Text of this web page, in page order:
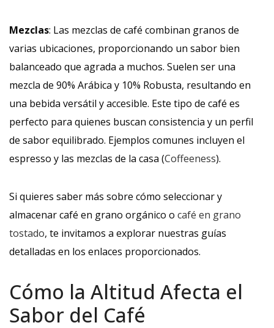
Mezclas: Las mezclas de café combinan granos de
varias ubicaciones, proporcionando un sabor bien
balanceado que agrada a muchos. Suelen ser una
mezcla de 90% Arábica y 10% Robusta, resultando en
una bebida versátil y accesible. Este tipo de café es
perfecto para quienes buscan consistencia y un perfil
de sabor equilibrado. Ejemplos comunes incluyen el
espresso y las mezclas de la casa (Coffeeness).
Si quieres saber más sobre cómo seleccionar y
almacenar café en grano orgánico o café en grano
tostado, te invitamos a explorar nuestras guías
detalladas en los enlaces proporcionados.
Cómo la Altitud Afecta el
Sabor del Café